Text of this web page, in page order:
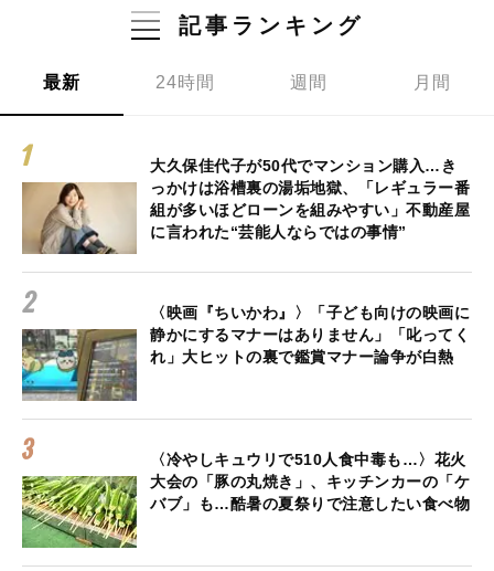
記事ランキング
最新 24時間 週間 月間
大久保佳代子が50代でマンション購入…き
っかけは浴槽裏の湯垢地獄、「レギュラー番
組が多いほどローンを組みやすい」不動産屋
に言われた“芸能人ならではの事情”
〈映画『ちいかわ』〉「子ども向けの映画に
静かにするマナーはありません」「叱ってく
れ」大ヒットの裏で鑑賞マナー論争が白熱
〈冷やしキュウリで510人食中毒も…〉花火
大会の「豚の丸焼き」、キッチンカーの「ケ
バブ」も…酷暑の夏祭りで注意したい食べ物